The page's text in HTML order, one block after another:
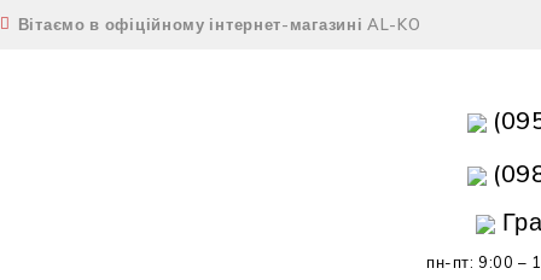
Вітаємо в офіційному інтернет-магазині AL-KO
пн-пт: 9:00 –